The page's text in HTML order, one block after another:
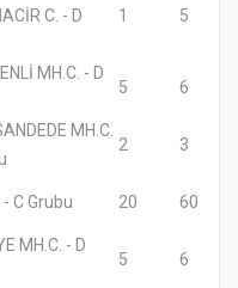
C. - D
1 5
MH.C. - D
5 6
MH.C.
2 3
- C Grubu 20 60
MH.C. - D
5 6